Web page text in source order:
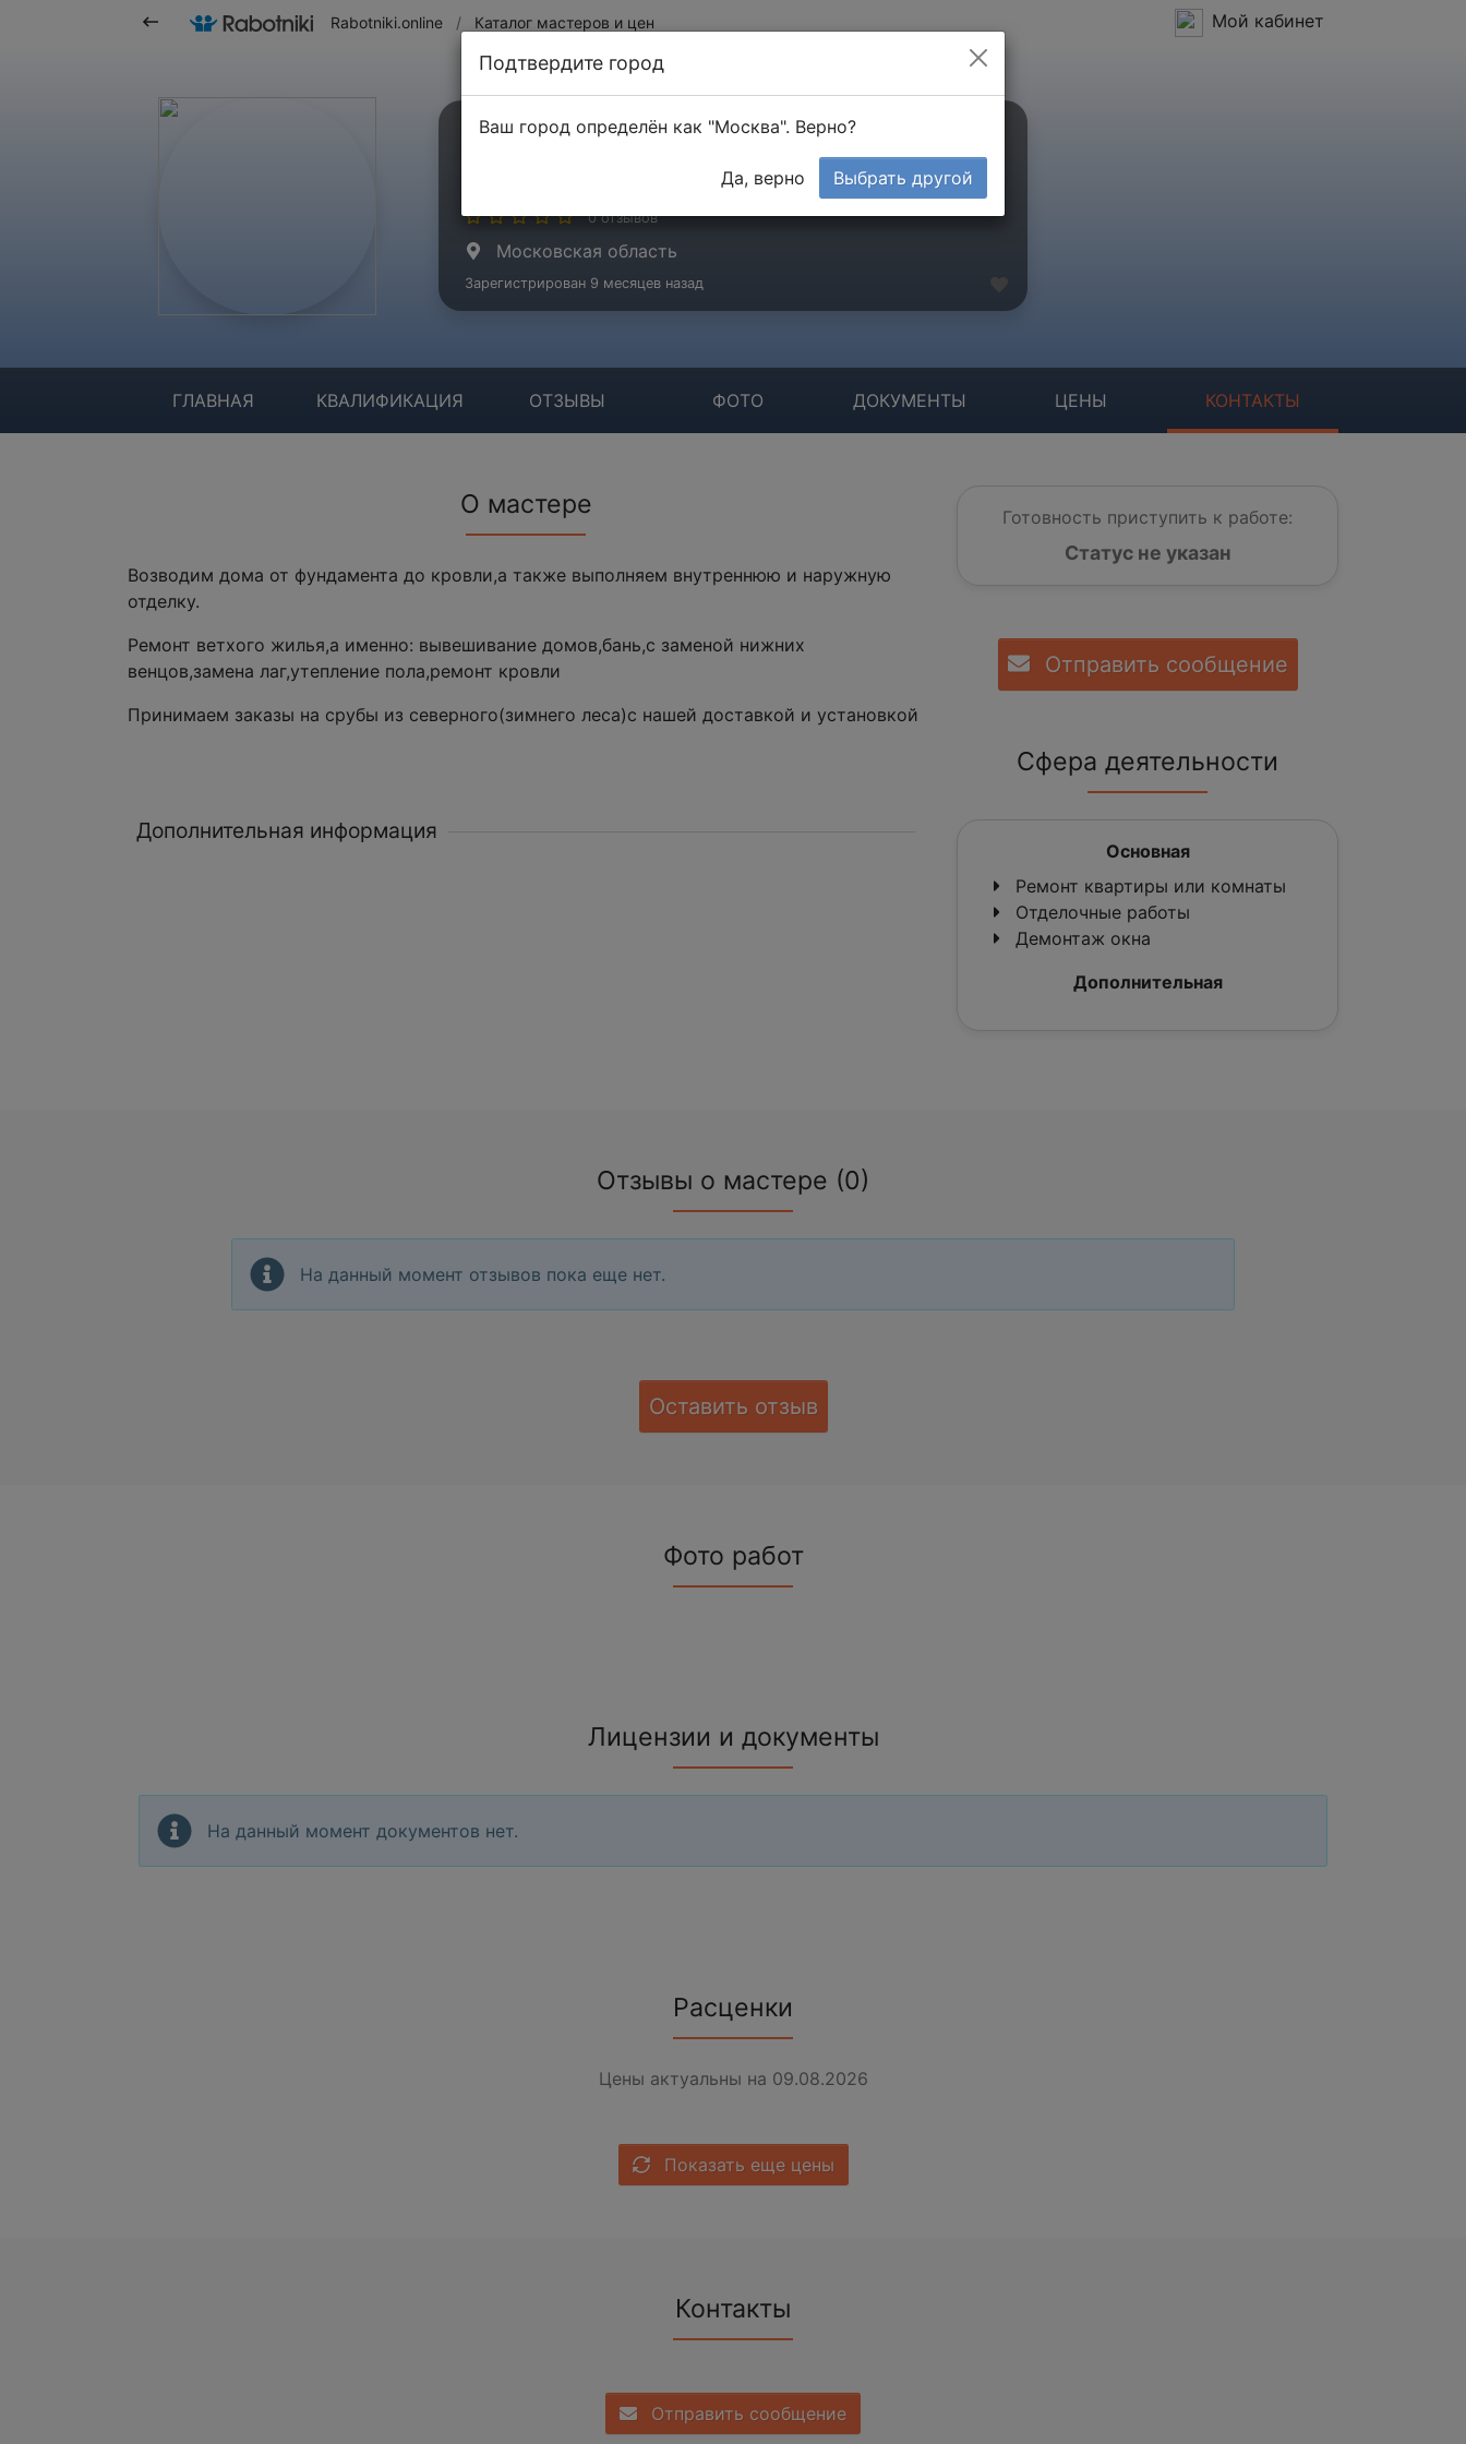
Rabotniki.online / Каталог мастеров и цен Мой кабинет
Шлыков Николай
0 отзывов
Московская область
Зарегистрирован 9 месяцев назад
ГЛАВНАЯ КВАЛИФИКАЦИЯ ОТЗЫВЫ ФОТО ДОКУМЕНТЫ ЦЕНЫ КОНТАКТЫ
О мастере
Возводим дома от фундамента до кровли,а также выполняем внутреннюю и наружную
отделку.
Ремонт ветхого жилья,а именно: вывешивание домов,бань,с заменой нижних
венцов,замена лаг,утепление пола,ремонт кровли
Принимаем заказы на срубы из северного(зимнего леса)с нашей доставкой и установкой
Дополнительная информация
Готовность приступить к работе:
Статус не указан
Отправить сообщение
Сфера деятельности
Основная
Ремонт квартиры или комнаты
Отделочные работы
Демонтаж окна
Дополнительная
Отзывы о мастере (0)
На данный момент отзывов пока еще нет.
Оставить отзыв
Фото работ
Лицензии и документы
На данный момент документов нет.
Расценки
Цены актуальны на 09.08.2026
Показать еще цены
Контакты
Отправить сообщение
Подтвердите город
Ваш город определён как "Москва". Верно?
Да, верно Выбрать другой